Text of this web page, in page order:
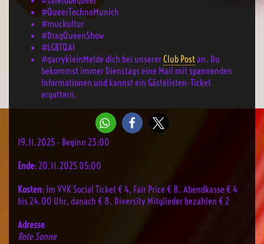
#QueerTechnoMunich
#muckultur
#DragQueenShow
#LGBTQAI
#garrykleinMelde dich bei unsererClub Postan. Du
bekommst immer Dienstags eine Mail mit spannenden
Informationen und kannst ein Gästelisten-Ticket
ergattern.
19.11.2025 - Beginn 23:00
Ende: 20.11.2025 05:00
Kosten: Im VVK Social Ticket € 4, Fair Price € 8. Abendkasse € 4
bis 24.00 Uhr, danach € 8. Diversity Mitglieder bezahlen € 2
Adresse
Rote Sonne